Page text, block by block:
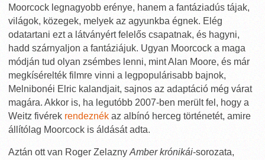
Moorcock legnagyobb erénye, hanem a fantáziadús tájak,
világok, közegek, melyek az agyunkba égnek. Elég
odatartani ezt a látványért felelős csapatnak, és hagyni,
hadd szárnyaljon a fantáziájuk. Ugyan Moorcock a maga
módján tud olyan zsémbes lenni, mint Alan Moore, és már
megkísérelték filmre vinni a legpopulárisabb bajnok,
Melnibonéi Elric kalandjait, sajnos az adaptáció még várat
magára. Akkor is, ha legutóbb 2007-ben merült fel, hogy a
Weitz fivérek rendeznék az albínó herceg történetét, amire
állítólag Moorcock is áldását adta.
Aztán ott van Roger ZelaznyAmber krónikái-sorozata,